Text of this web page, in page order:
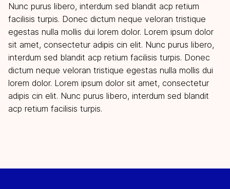
Nunc purus libero, interdum sed blandit acp retium
facilisis turpis. Donec dictum neque veloran tristique
egestas nulla mollis dui lorem dolor. Lorem ipsum dolor
sit amet, consectetur adipis cin elit. Nunc purus libero,
interdum sed blandit acp retium facilisis turpis. Donec
dictum neque veloran tristique egestas nulla mollis dui
lorem dolor. Lorem ipsum dolor sit amet, consectetur
adipis cin elit. Nunc purus libero, interdum sed blandit
acp retium facilisis turpis.